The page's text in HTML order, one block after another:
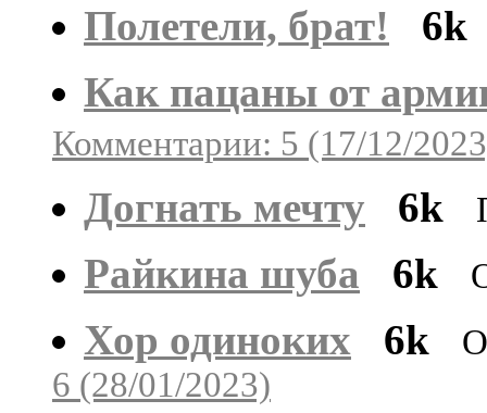
Полетели, брат!
6k
Как пацаны от
Комментарии: 5 (17/12/
Догнать мечту 6k
Райкина шуба 6k
Хор одиноких 6k
6 (28/01/2023)